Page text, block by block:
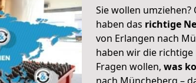
Sie wollen
haben das richtige
von Erlangen nach
haben wir die richtige
Fragen wollen, was